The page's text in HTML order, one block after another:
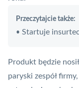
Przeczytajcie także:
• Startuje
Produkt będzie
paryski zespół